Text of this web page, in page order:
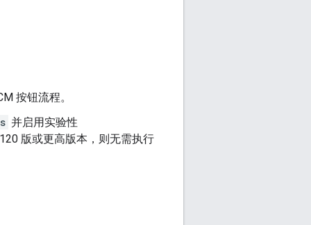
按钮流程。
并启用实验性
版或更高版本，则无需执行